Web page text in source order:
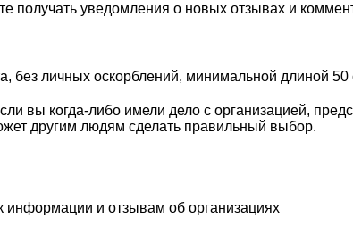
получать уведомления о новых отзывах и
личных оскорблений, минимальной длиной
вы когда-либо имели дело с организацией,
другим людям сделать правильный выбор.
информации и отзывам об организациях